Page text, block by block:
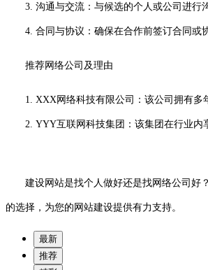
3. 沟通与交流：与候选的个人或公司进行沟
4. 合同与协议：确保在合作前签订合同或协
推荐网络公司及理由
1. XXX网络科技有限公司：该公司拥有
2. YYY互联网科技集团：该集团在行业内
建设网站是找个人做好还是找网络公司好？
的选择，为您的网站建设提供有力支持。
最新
推荐